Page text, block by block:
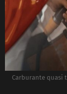
Carburante quasi